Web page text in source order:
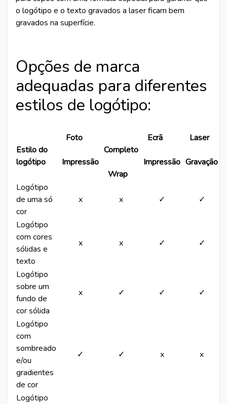
o logótipo e o texto gravados a laser ficam bem
gravados na superfície.
Opções de marca
adequadas para diferentes
estilos de logótipo:
Estilo do
logótipo
Foto
Impressão
Completo
Wrap
Ecrã
Impressão
Laser
Gravação
Logótipo
de uma só
cor
x x ✓ ✓
Logótipo
com cores
sólidas e
texto
x x ✓ ✓
Logótipo
sobre um
fundo de
cor sólida
x ✓ ✓ ✓
Logótipo
com
sombreado
e/ou
gradientes
de cor
✓ ✓ x x
Logótipo